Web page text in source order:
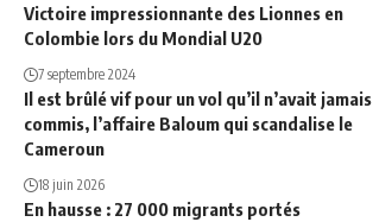
Victoire impressionnante des Lionnes en
Colombie lors du Mondial U20
7 septembre 2024
Il est brûlé vif pour un vol qu’il n’avait jamais
commis, l’affaire Baloum qui scandalise le
Cameroun
18 juin 2026
En hausse : 27 000 migrants portés